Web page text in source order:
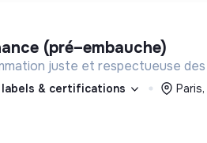
(pré–embauche)
juste et respectueuse
labels & certifications